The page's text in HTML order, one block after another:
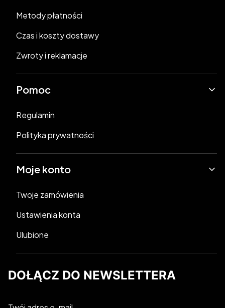
Metody płatności
Czas i koszty dostawy
Zwroty i reklamacje
Pomoc
Regulamin
Polityka prywatności
Moje konto
Twoje zamówienia
Ustawienia konta
Ulubione
DOŁĄCZ DO NEWSLETTERA